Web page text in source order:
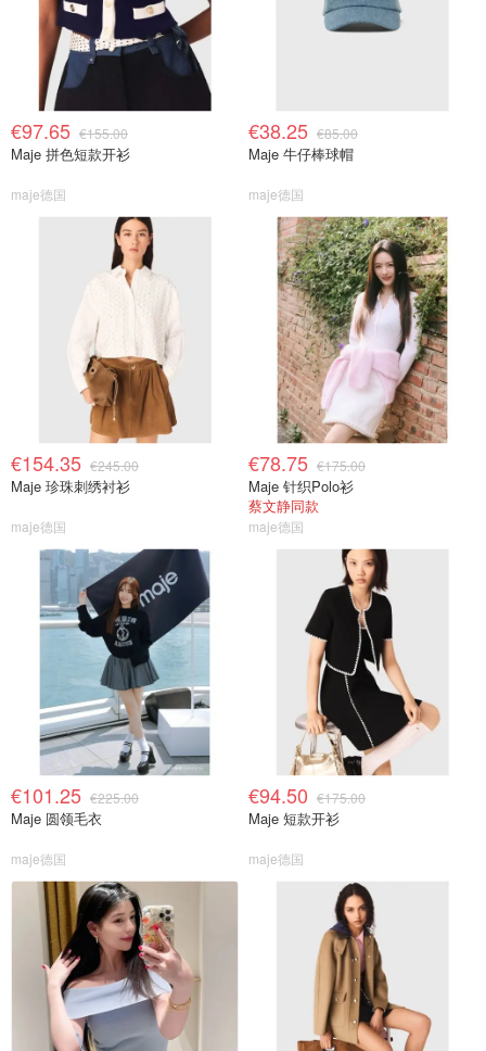
€97.65 €155.00
Maje 拼色短款开衫
maje德国
€38.25 €85.00
Maje 牛仔棒球帽
maje德国
€154.35 €245.00
Maje 珍珠刺绣衬衫
maje德国
€78.75 €175.00
Maje 针织Polo衫
蔡文静同款
maje德国
€101.25 €225.00
Maje 圆领毛衣
maje德国
€94.50 €175.00
Maje 短款开衫
maje德国